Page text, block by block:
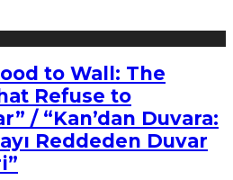
to Wall: The
Refuse to
/ “Kan’dan Duvara:
Reddeden Duvar